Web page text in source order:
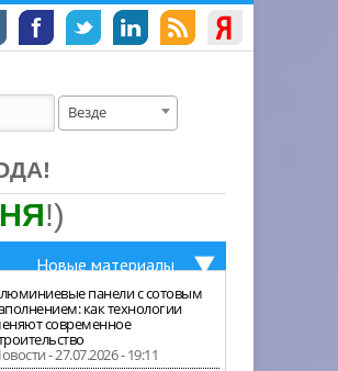
Везде
!)
Новые материалы
панели с сотовым
как технологии
современное
- 27.07.2026 - 19:11